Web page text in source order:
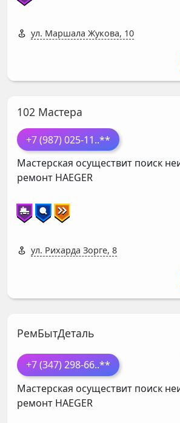
ул. Маршала Жукова, 10
102 Мастера
+7 (987) 025-11..**
Мастерская осуществит поиск
ремонт HAEGER
ул. Рихарда Зорге, 8
РемБытДеталь
+7 (347) 298-66..**
Мастерская осуществит поиск
ремонт HAEGER